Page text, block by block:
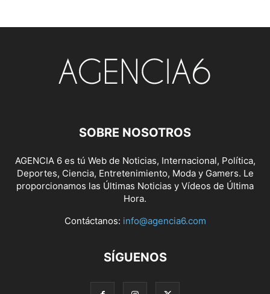
SOBRE NOSOTROS
AGENCIA 6 es tú Web de Noticias, Internacional, Política,
Deportes, Ciencia, Entretenimiento, Moda y Gamers. Le
proporcionamos las Últimas Noticias y Vídeos de Última
Hora.
Contáctanos: info@agencia6.com
SÍGUENOS